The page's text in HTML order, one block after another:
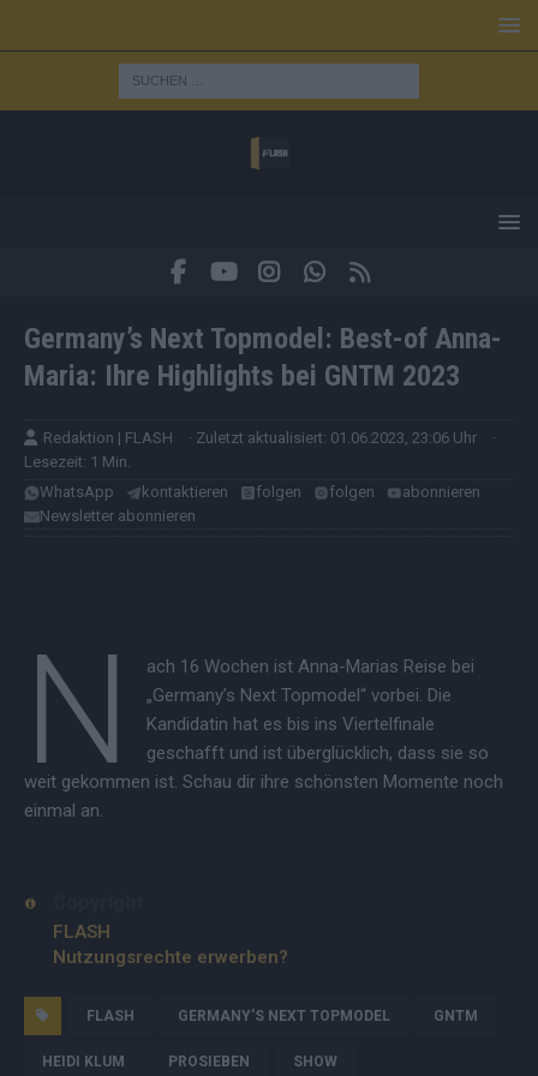
Germany’s Next Topmodel: Best-of Anna-
Maria: Ihre Highlights bei GNTM 2023
Redaktion | FLASH · Zuletzt aktualisiert: 01.06.2023, 23:06 Uhr
·
Lesezeit: 1 Min.
WhatsApp
kontaktieren folgen folgen
abonnieren
Newsletter abonnieren
N
ach 16 Wochen ist Anna-Marias Reise bei
„Germany’s Next Topmodel“ vorbei. Die
Kandidatin hat es bis ins Viertelfinale
geschafft und ist überglücklich, dass sie so
weit gekommen ist. Schau dir ihre schönsten Momente noch
einmal an.
FLASH
Nutzungsrechte erwerben?
FLASH GERMANY'S NEXT TOPMODEL GNTM
HEIDI KLUM PROSIEBEN SHOW